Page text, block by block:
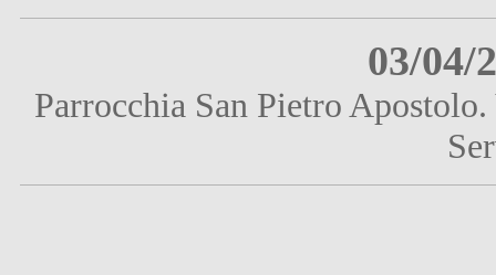
03/04/
Parrocchia San Pietro